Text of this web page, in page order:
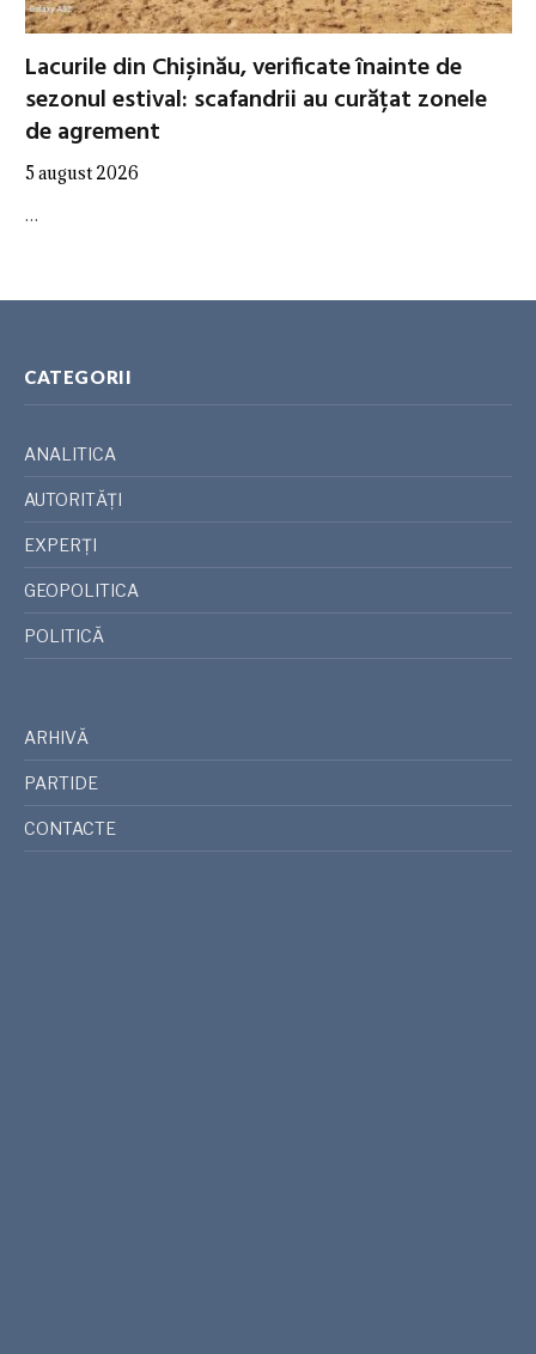
Lacurile din Chișinău, verificate înainte de
sezonul estival: scafandrii au curățat zonele
de agrement
5 august 2026
…
CATEGORII
ANALITICA
AUTORITĂȚI
EXPERȚI
GEOPOLITICA
POLITICĂ
ARHIVĂ
PARTIDE
CONTACTE